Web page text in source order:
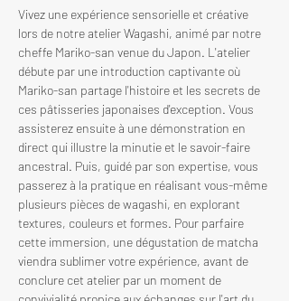
Vivez une expérience sensorielle et créative
lors de notre atelier Wagashi, animé par notre
cheffe Mariko-san venue du Japon. L'atelier
débute par une introduction captivante où
Mariko-san partage l'histoire et les secrets de
ces pâtisseries japonaises d'exception. Vous
assisterez ensuite à une démonstration en
direct qui illustre la minutie et le savoir-faire
ancestral. Puis, guidé par son expertise, vous
passerez à la pratique en réalisant vous-même
plusieurs pièces de wagashi, en explorant
textures, couleurs et formes. Pour parfaire
cette immersion, une dégustation de matcha
viendra sublimer votre expérience, avant de
conclure cet atelier par un moment de